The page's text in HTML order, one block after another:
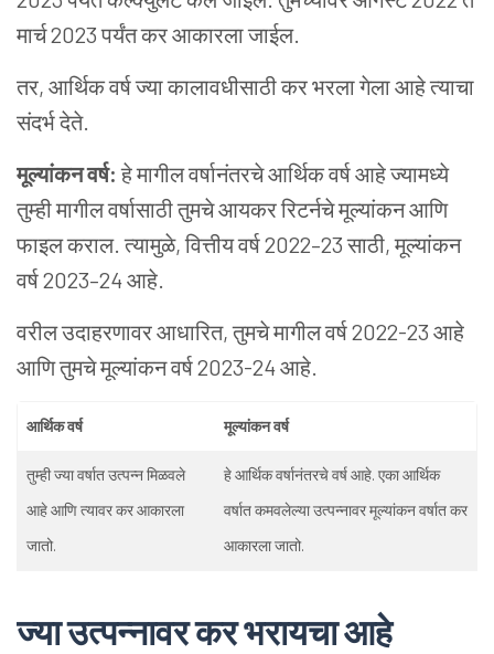
मार्च 2023 पर्यंत कर आकारला जाईल.
तर, आर्थिक वर्ष ज्या कालावधीसाठी कर भरला गेला आहे त्याचा
संदर्भ देते.
मूल्यांकन वर्ष: हे मागील वर्षानंतरचे आर्थिक वर्ष आहे ज्यामध्ये
तुम्ही मागील वर्षासाठी तुमचे आयकर रिटर्नचे मूल्यांकन आणि
फाइल कराल. त्यामुळे, वित्तीय वर्ष 2022–23 साठी, मूल्यांकन
वर्ष 2023–24 आहे.
वरील उदाहरणावर आधारित, तुमचे मागील वर्ष 2022-23 आहे
आणि तुमचे मूल्यांकन वर्ष 2023-24 आहे.
आर्थिक वर्ष मूल्यांकन वर्ष
तुम्ही ज्या वर्षात उत्पन्न मिळवले
आहे आणि त्यावर कर आकारला
जातो.
हे आर्थिक वर्षानंतरचे वर्ष आहे. एका आर्थिक
वर्षात कमवलेल्या उत्पन्नावर मूल्यांकन वर्षात कर
आकारला जातो.
ज्या उत्पन्नावर कर भरायचा आहे